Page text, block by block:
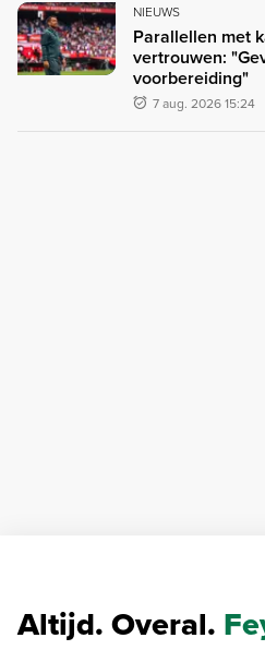
NIEUWS
Parallellen met
vertrouwen:
voorbereiding"
7 aug. 2026 15:24
Altijd. Overal.